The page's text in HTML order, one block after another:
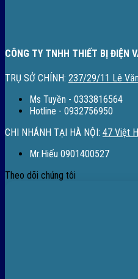
CÔNG TY TNHH THIẾT BỊ ĐIỆN
TRỤ SỞ CHÍNH: 237/29/11 Lê
Ms Tuyền - 0333816564
Hotline - 0932756950
CHI NHÁNH TẠI HÀ NỘI: 47 Việt
Mr.Hiếu 0901400527
Theo dõi chúng tôi